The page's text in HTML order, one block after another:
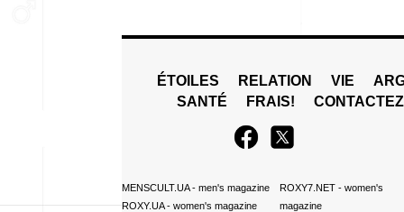
ÉTOILES RELATION VIE
SANTÉ
FRAIS!
MENSCULT.UA- men's magazine
ROXY.UA- women's magazine
ROXY7.NET- women's
magazine